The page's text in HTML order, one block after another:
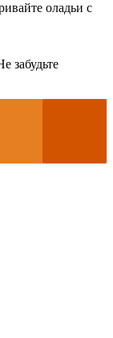
оладьи с
забудьте